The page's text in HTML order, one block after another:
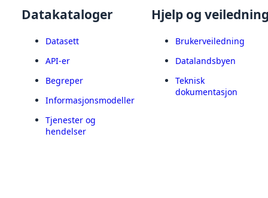
Datakataloger
Datasett
API-er
Begreper
Informasjonsmodeller
Tjenester og
hendelser
Hjelp og
Brukerveiledning
Datalandsbyen
Teknisk
dokumentasjon